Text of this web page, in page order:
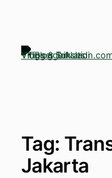
Tag:
Jakarta